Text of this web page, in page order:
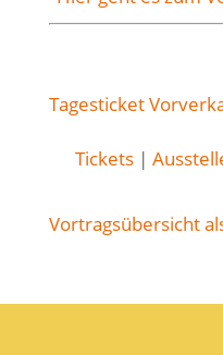
Tagesticket
Tickets |
Vortragsübersicht